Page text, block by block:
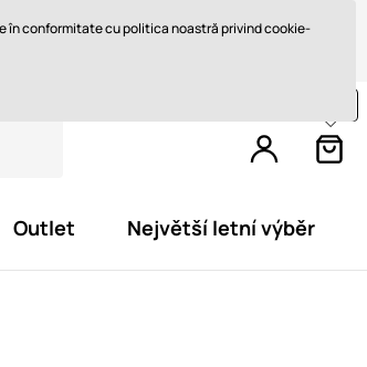
Livrare rapidă de la 747,61 lei GRATUIT
Outlet Největší letní výběr
în conformitate cu politica noastră privind cookie-